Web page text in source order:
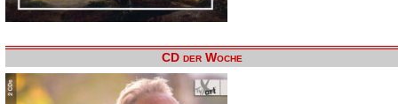
CD der Woche